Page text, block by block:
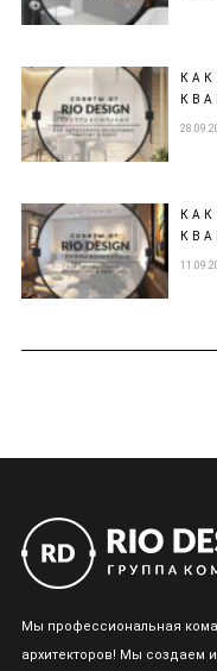
Мы профессиональная
архитекторов! Мы создаем